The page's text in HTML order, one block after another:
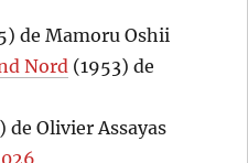
de Mamoru Oshii
Nord (1953) de
de Olivier Assayas